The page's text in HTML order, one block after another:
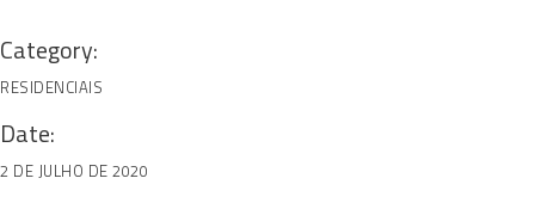
Category:
RESIDENCIAIS
Date:
2 DE JULHO DE 2020